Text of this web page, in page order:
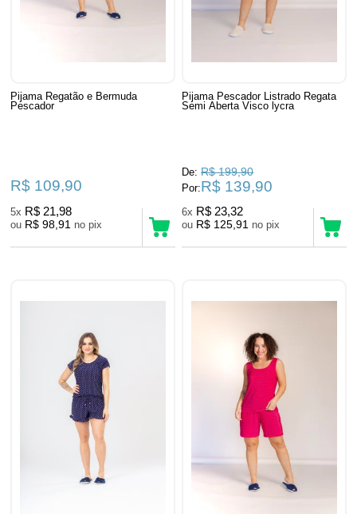
Pijama Regatão e Bermuda
Pescador
R$ 109,90
5x R$ 21,98
ou R$ 98,91 no pix
Pijama Pescador Listrado Regata
Semi Aberta Visco lycra
De: R$ 199,90
Por:R$ 139,90
6x R$ 23,32
ou R$ 125,91 no pix